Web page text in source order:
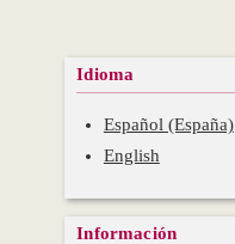
Idioma
Español (España)
English
Información